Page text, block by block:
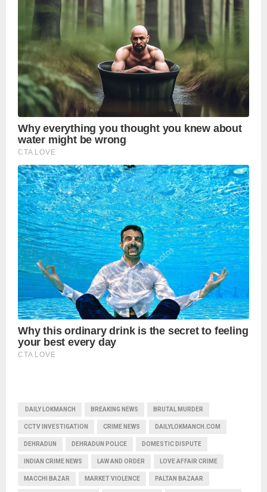
‌ DAILY LOKMANCH BREAKING NEWS BRUTAL MURDER
CCTV INVESTIGATION CRIME NEWS DAILYLOKMANCH.COM
DEHRADUN DEHRADUN POLICE DOMESTIC DISPUTE
INDIAN CRIME NEWS LAW AND ORDER LOVE AFFAIR CRIME
MACCHI BAZAR MARKET VIOLENCE PALTAN BAZAAR